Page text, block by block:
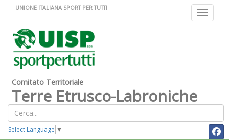
Toggle
UNIONE ITALIANA SPORT PER TUTTI
Comitato Territoriale
Terre Etrusco-Labroniche
Select Language ▼